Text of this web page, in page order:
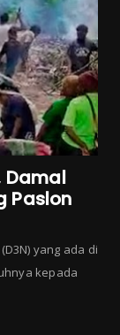
Damal
Paslon
yang ada di
kepada